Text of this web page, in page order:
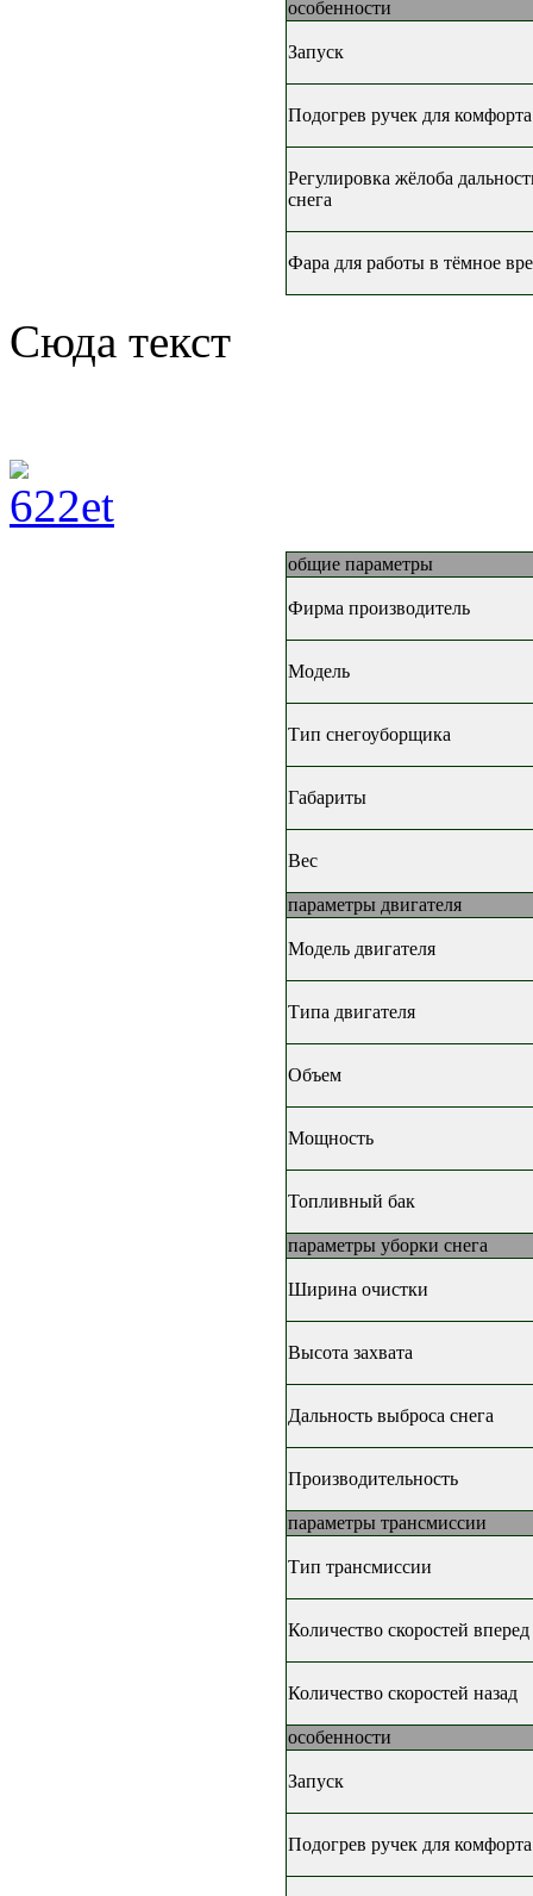
особенности
Запуск
Подогрев ручек для
Регулировка жёлоба
снега
Фара для работы в тёмное
Сюда текст
общие параметры
Фирма производитель
Модель
Тип снегоуборщика
Габариты
Вес
параметры двигателя
Модель двигателя
Типа двигателя
Объем
Мощность
Топливный бак
параметры уборки снега
Ширина очистки
Высота захвата
Дальность выброса снега
Производительность
параметры трансмиссии
Тип трансмиссии
Количество скоростей вперед
Количество скоростей назад
особенности
Запуск
Подогрев ручек для